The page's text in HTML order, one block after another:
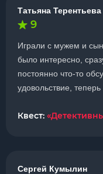
Татьяна Терентьева
9
Играли с мужем и
было интересно,
постоянно что-то
удовольствие,
Квест:
Сергей Кумылин